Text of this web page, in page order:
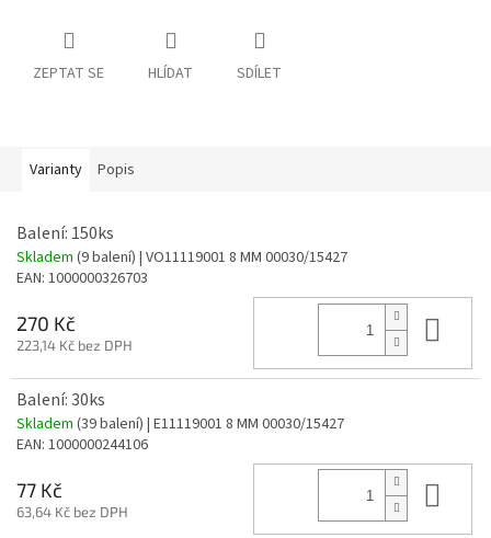
ZEPTAT SE HLÍDAT SDÍLET
Varianty Popis
Balení: 150ks
Skladem (9 balení) | VO11119001 8 MM 00030/15427
EAN: 1000000326703
270 Kč
223,14 Kč bez DPH
Balení: 30ks
Skladem (39 balení) | E11119001 8 MM 00030/15427
EAN: 1000000244106
77 Kč
63,64 Kč bez DPH